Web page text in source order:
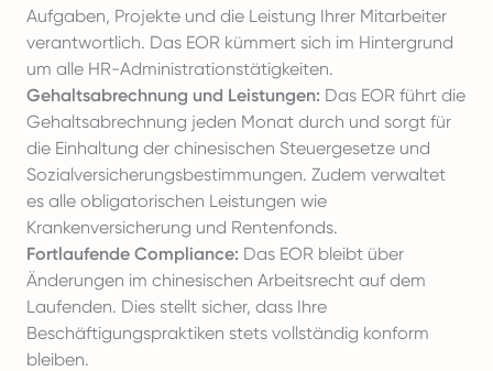
Aufgaben, Projekte und die Leistung Ihrer Mitarbeiter
verantwortlich. Das EOR kümmert sich im Hintergrund
um alle HR-Administrationstätigkeiten.
Gehaltsabrechnung und Leistungen: Das EOR führt die
Gehaltsabrechnung jeden Monat durch und sorgt für
die Einhaltung der chinesischen Steuergesetze und
Sozialversicherungsbestimmungen. Zudem verwaltet
es alle obligatorischen Leistungen wie
Krankenversicherung und Rentenfonds.
Fortlaufende Compliance: Das EOR bleibt über
Änderungen im chinesischen Arbeitsrecht auf dem
Laufenden. Dies stellt sicher, dass Ihre
Beschäftigungspraktiken stets vollständig konform
bleiben.